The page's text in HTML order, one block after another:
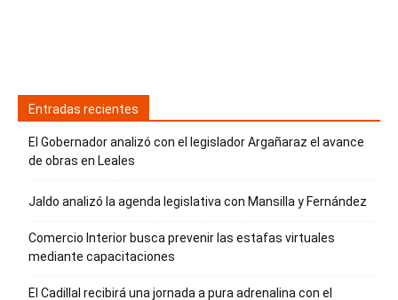
Entradas recientes
El Gobernador analizó con el legislador Argañaraz el avance
de obras en Leales
Jaldo analizó la agenda legislativa con Mansilla y Fernández
Comercio Interior busca prevenir las estafas virtuales
mediante capacitaciones
El Cadillal recibirá una jornada a pura adrenalina con el